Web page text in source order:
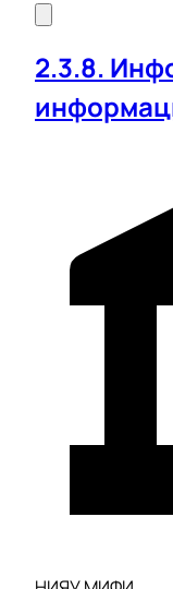
2.3.8.